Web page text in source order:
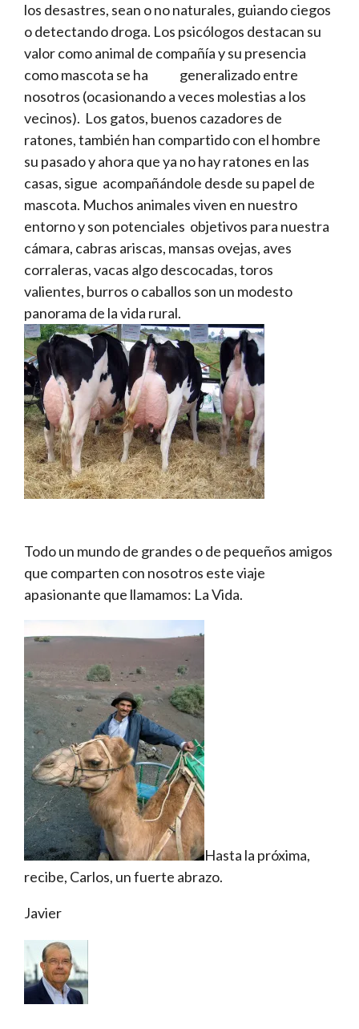
los desastres, sean o no naturales, guiando ciegos
o detectando droga. Los psicólogos destacan su
valor como animal de compañía y su presencia
como mascota se ha generalizado entre
nosotros (ocasionando a veces molestias a los
vecinos). Los gatos, buenos cazadores de
ratones, también han compartido con el hombre
su pasado y ahora que ya no hay ratones en las
casas, sigue acompañándole desde su papel de
mascota. Muchos animales viven en nuestro
entorno y son potenciales objetivos para nuestra
cámara, cabras ariscas, mansas ovejas, aves
corraleras, vacas algo descocadas, toros
valientes, burros o caballos son un modesto
panorama de la vida rural.
Todo un mundo de grandes o de pequeños amigos
que comparten con nosotros este viaje
apasionante que llamamos: La Vida.
Hasta la próxima,
recibe, Carlos, un fuerte abrazo.
Javier